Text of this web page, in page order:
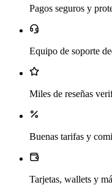
Pagos seguros y
Equipo de soporte
Miles de reseñas
Buenas tarifas y
Tarjetas, wallets y